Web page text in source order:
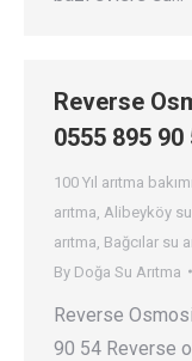
Reverse
0555 895 90
100 Yıl arıtma bakımı
arıtma Alibeyköy su
arıtma Bağcılar su
By Doğa Su Arıtma
Reverse
90 54 Reverse